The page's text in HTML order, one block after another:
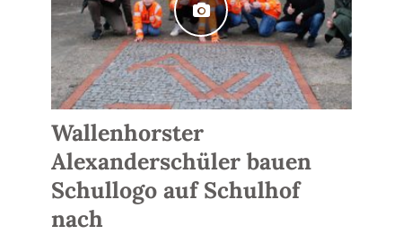
Wallenhorster
Alexanderschüler bauen
Schullogo auf Schulhof
nach